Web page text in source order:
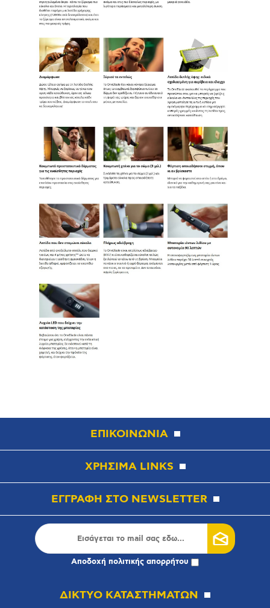
ΕΠΙΚΟΙΝΩΝΙΑ
ΧΡΗΣΙΜΑ LINKS
ΕΓΓΡΑΦΗ ΣΤΟ NEWSLETTER
Αποδοχή πολιτικής απορρήτου
ΔΙΚΤΥΟ ΚΑΤΑΣΤΗΜΑΤΩΝ